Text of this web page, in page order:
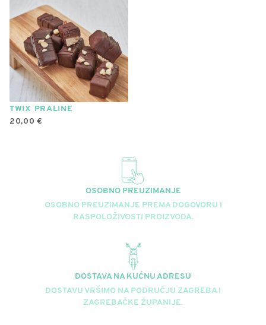
više
varijanti.
Opcije
se
mogu
odabrati
na
stranici
TWIX PRALINE
20,00€
OSOBNO PREUZIMANJE
OSOBNO PREUZIMANJE PREMA DOGOVORU I
RASPOLOŽIVOSTI PROIZVODA.
DOSTAVA NA KUĆNU ADRESU
DOSTAVU VRŠIMO NA PODRUČJU ZAGREBA I
ZAGREBAČKE ŽUPANIJE.